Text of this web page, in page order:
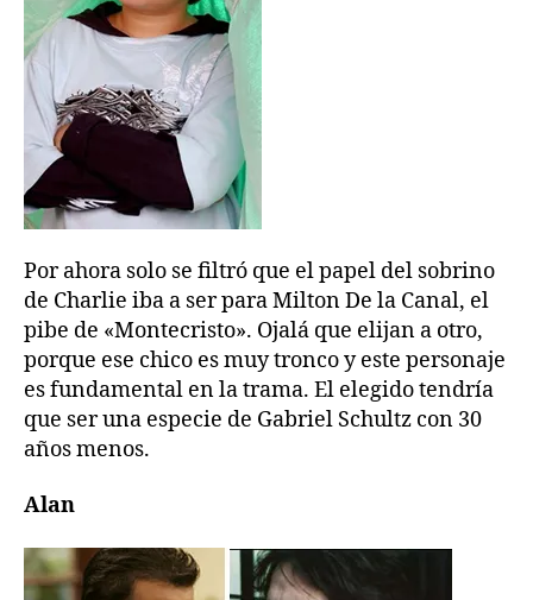
Por ahora solo se filtró que el papel del sobrino
de Charlie iba a ser para Milton De la Canal, el
pibe de «Montecristo». Ojalá que elijan a otro,
porque ese chico es muy tronco y este personaje
es fundamental en la trama. El elegido tendría
que ser una especie de Gabriel Schultz con 30
años menos.
Alan